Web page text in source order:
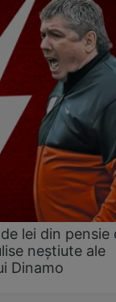
lei din pensie
neștiute ale
Dinamo